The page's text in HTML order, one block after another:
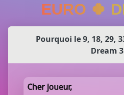
EURO 🍀
Pourquoi le 9, 18, 29,
Dream
Cher joueur,